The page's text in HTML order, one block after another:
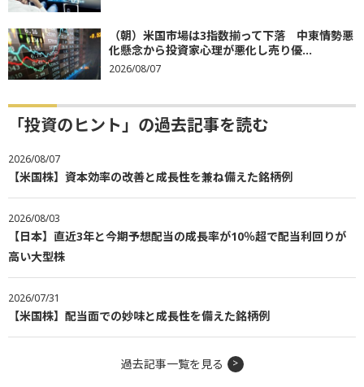
（朝）米国市場は3指数揃って下落 中東情勢悪
化懸念から投資家心理が悪化し売り優...
2026/08/07
「投資のヒント」の過去記事を読む
2026/08/07
【米国株】資本効率の改善と成長性を兼ね備えた銘柄例
2026/08/03
【日本】直近3年と今期予想配当の成長率が10％超で配当利回りが
高い大型株
2026/07/31
【米国株】配当面での妙味と成長性を備えた銘柄例
過去記事一覧を見る